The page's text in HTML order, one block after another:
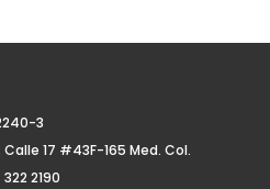
3
Calle 17 #43F-165 Med. Col.
2190